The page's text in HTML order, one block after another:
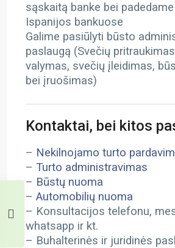
sąskaitą banke bei
Ispanijos bankuose
Galime pasiūlyti būsto
paslaugą (Svečių
valymas, svečių įleidimas,
bei įruošimas)
Kontaktai, bei kitos
– Nekilnojamo turto
– Turto administravimas
– Būstų nuoma
– Automobilių nuoma
– Konsultacijos telefonu,
whatsapp ir kt.
– Buhalterinės ir juridinės